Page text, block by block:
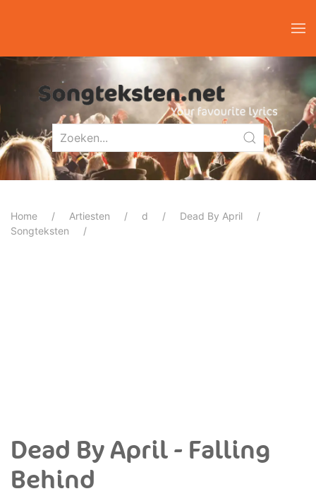
Home Artiesten d
Dead By April
Songteksten
Dead By April - Falling
Behind